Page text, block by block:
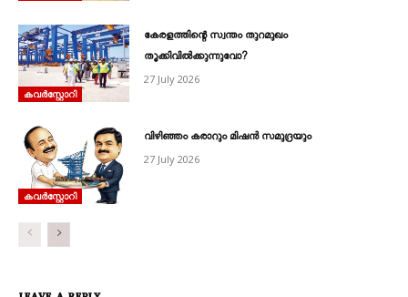
കവര്‍സ്റ്റോറി
കേരളത്തിന്റെ സ്വന്തം തുറമുഖം
തൂക്കിവിൽക്കുന്നുവോ?
27 July 2026
കവര്‍സ്റ്റോറി
വിഴിഞ്ഞം കരാറും മിഷൻ സമുദ്രയും
27 July 2026